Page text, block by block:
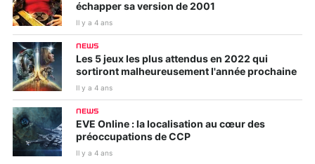
échapper sa version de 2001
Il y a 4 ans
NEWS
Les 5 jeux les plus attendus en 2022 qui
sortiront malheureusement l'année prochaine
Il y a 4 ans
NEWS
EVE Online : la localisation au cœur des
préoccupations de CCP
Il y a 4 ans